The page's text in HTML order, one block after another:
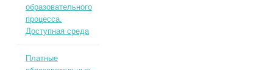
образовательного
процесса.
Доступная среда
Платные